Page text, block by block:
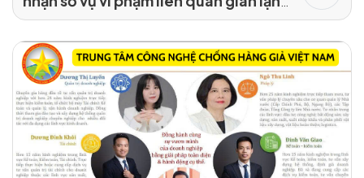
thương mại, hàng giả, hàng nhái trên
tăng nhanh trong năm 2025, với hàng
trăm vụ xử lý và nhiều thủ đoạn tinh vi
như livestream bán hàng, tài khoản ảo,
che giấu kho hàng…